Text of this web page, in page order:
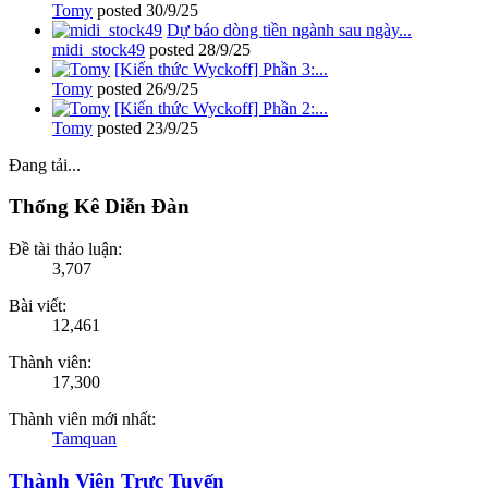
Tomy posted 30/9/25
Dự báo dòng tiền ngành sau ngày...
midi_stock49 posted 28/9/25
[Kiến thức Wyckoff] Phần 3:...
Tomy posted 26/9/25
[Kiến thức Wyckoff] Phần 2:...
Tomy posted 23/9/25
Đang tải...
Thống Kê Diễn Đàn
Đề tài thảo luận:
3,707
Bài viết:
12,461
Thành viên:
17,300
Thành viên mới nhất:
Tamquan
Thành Viên Trực Tuyến